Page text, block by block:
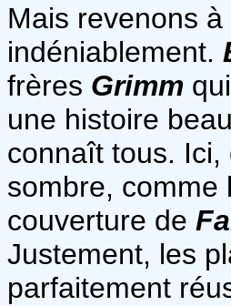
Mais revenons à
indéniablement.
frères Grimm
une histoire
connaît tous.
sombre, comme
couverture de
Justement, les
parfaitement